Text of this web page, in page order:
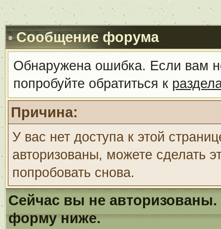
Сообщение форума
Обнаружена ошибка. Если вам
попробуйте обратиться к
Причина:
У вас нет доступа к этой
авторизованы, можете сделать
попробовать снова.
Сейчас вы не авторизованы.
форму ниже.